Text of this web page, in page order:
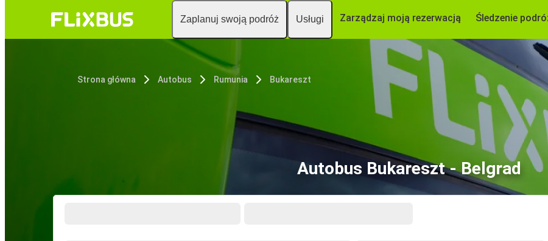
Zaplanuj swoją podróż Usługi Zarządzaj moją rezerwacją Śledzenie
Strona główna Autobus Rumunia Bukareszt
Autobus Bukareszt - Belgrad